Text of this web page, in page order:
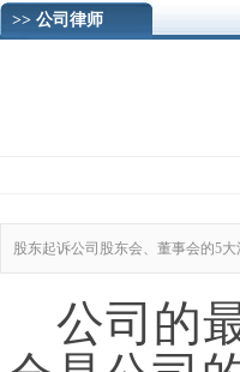
>> 公司律师
股东起诉公司股东会、董事会的5
公司的